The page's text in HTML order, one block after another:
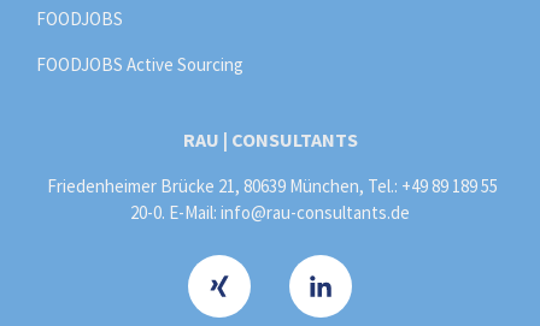
FOODJOBS
FOODJOBS Active Sourcing
RAU | CONSULTANTS
Friedenheimer Brücke 21, 80639 München, Tel.: +49 89 189 55
20-0. E-Mail: info@rau-consultants.de